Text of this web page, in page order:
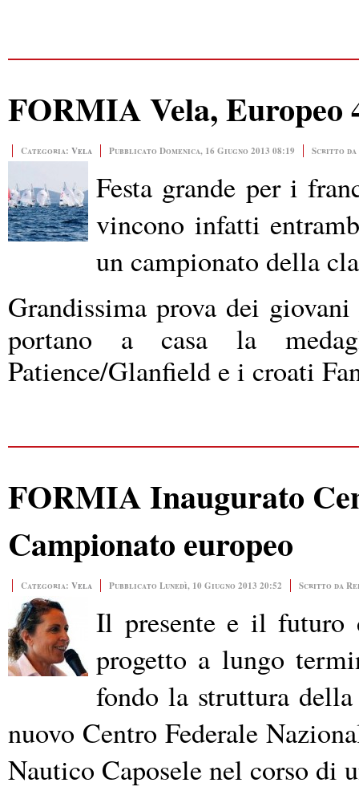
FORMIA Vela, Europeo
Categoria: Vela Pubblicato Domenica, 16 Giugno 2013 08:19 Scritto da
Festa grande per i
vincono infatti
un campionato della
Grandissima prova dei
portano a casa la
Patience/Glanfield e i croati
FORMIA Inaugurato
Campionato europeo
Categoria: Vela Pubblicato Lunedì, 10 Giugno 2013 20:52 Scritto da
Il presente e il futuro
progetto a lungo
fondo la struttura
nuovo Centro Federale
Nautico Caposele nel corso di